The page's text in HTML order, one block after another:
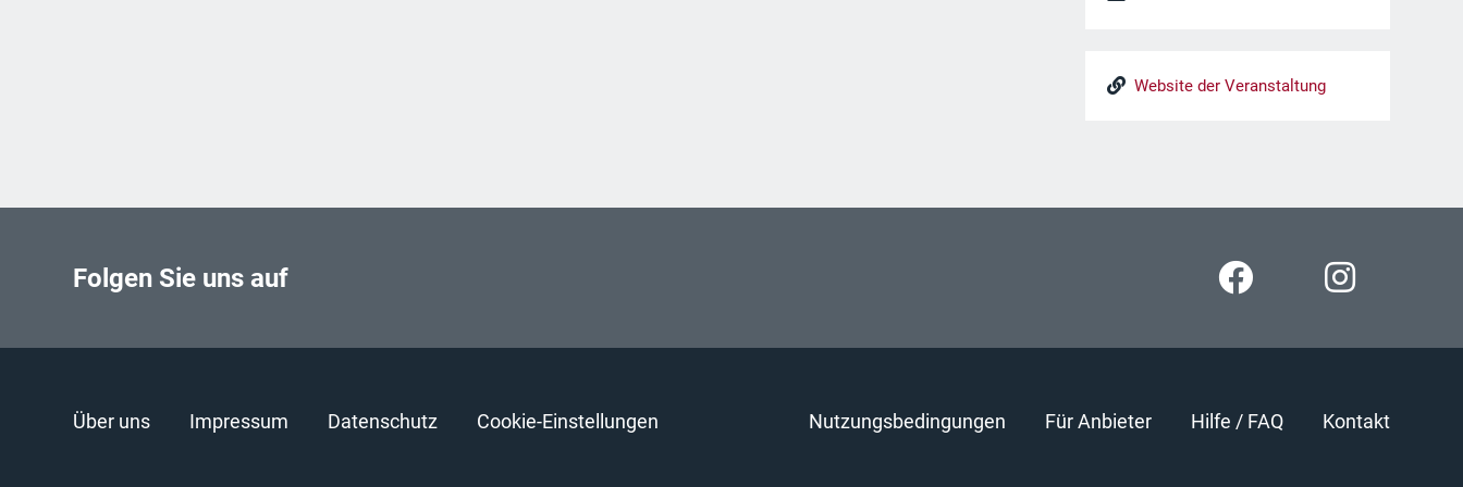
Website der Veranstaltung
Folgen Sie uns auf
Über uns Impressum Datenschutz Cookie-Einstellungen Nutzungsbedingungen Für Anbieter Hilfe / FAQ Kontakt